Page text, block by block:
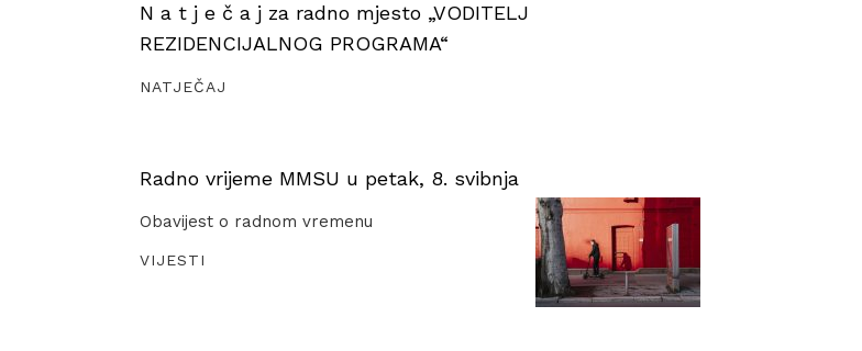
N a t j e č a j za radno mjesto „VODITELJ
REZIDENCIJALNOG PROGRAMA“
NATJEČAJ
Radno vrijeme MMSU u petak, 8. svibnja
Obavijest o radnom vremenu
VIJESTI